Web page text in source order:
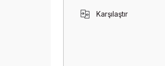
Karşılaştır